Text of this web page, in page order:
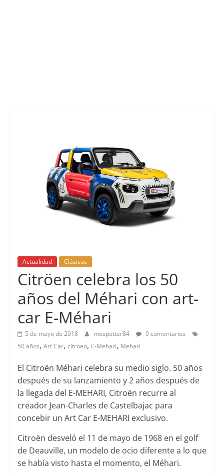
Actualidad Clásicos
Citröen celebra los 50
años del Méhari con art-
car E-Méhari
5 de mayo de 2018 mospotter84
0 comentarios
50 años, Art Car, citröen, E-Mehari, Mehari
El Citroën Méhari celebra su medio siglo. 50 años
después de su lanzamiento y 2 años después de
la llegada del E-MEHARI, Citroën recurre al
creador Jean-Charles de Castelbajac para
concebir un Art Car E-MEHARI exclusivo.
Citroën desveló el 11 de mayo de 1968 en el golf
de Deauville, un modelo de ocio diferente a lo que
se había visto hasta el momento, el Méhari.